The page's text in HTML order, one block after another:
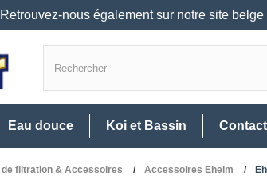
Retrouvez-nous également sur notre site
Eau douce Koi et Bassin Contact
de filtration & Accessoires Accessoires Eheim